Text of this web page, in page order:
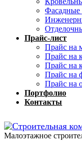
Фасадные
Прайс-лист
Прайс на
Прайс на
Прайс на
Прайс на
Прайс на
Портфолио
Контакты
Малоэтажное